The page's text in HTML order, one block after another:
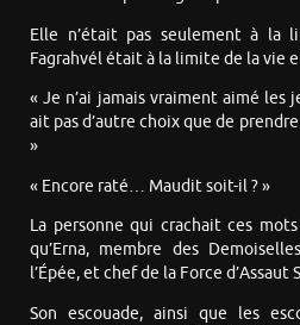
Elle n’était pas seulement à la
Fagrahvél était à la limite de la vie
« Je n’ai jamais vraiment aimé les
ait pas d’autre choix que de
»
« Encore raté… Maudit soit-il ? »
La personne qui crachait ces
qu’Erna, membre des
l’Épée, et chef de la Force d’Assaut
Son escouade, ainsi que les